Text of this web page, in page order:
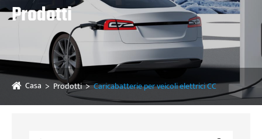
Prodotti
Casa Prodotti Caricabatterie per veicoli elettrici CC